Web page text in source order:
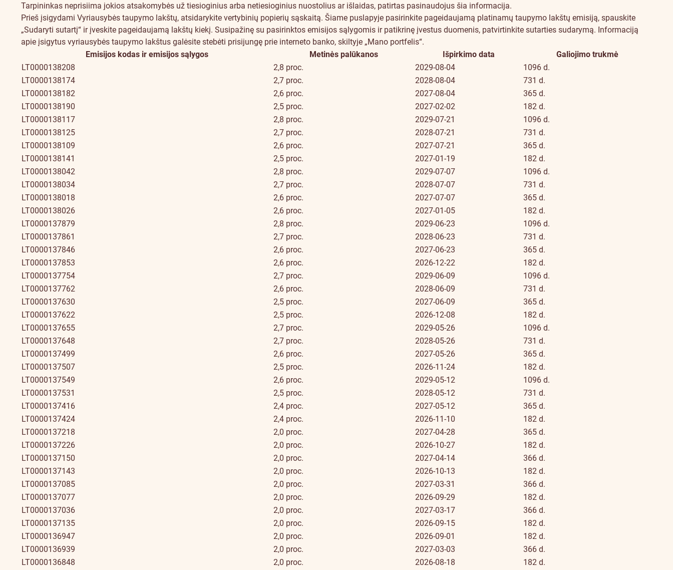
Tarpininkas neprisiima jokios atsakomybės už tiesioginius arba netiesioginius nuostolius ar išlaidas, patirtas pasinaudojus šia informacija.
Kaip
Prieš įsigydami Vyriausybės taupymo lakštų, atsidarykite vertybinių popierių sąskaitą. Šiame puslapyje pasirinkite pageidaujamą platinamų taupymo lakštų emisiją, spauskite
„Sudaryti sutartį“ ir įveskite pageidaujamą lakštų kiekį. Susipažinę su pasirinktos emisijos sąlygomis ir patikrinę įvestus duomenis, patvirtinkite sutarties sudarymą. Informaciją
apie įsigytus vyriausybės taupymo lakštus galėsite stebėti prisijungę prie interneto banko, skiltyje „Mano portfelis“.
platintos
emisijos
Emisijos kodas ir emisijos sąlygos Metinės palūkanos Išpirkimo data
Galiojimo trukmė
LT0000138208
2,8 proc. 2029-08-04
1096 d.
LT0000138174
2,7 proc. 2028-08-04
731 d.
LT0000138182
2,6 proc. 2027-08-04
365 d.
LT0000138190
2,5 proc. 2027-02-02
182 d.
LT0000138117
2,8 proc. 2029-07-21
1096 d.
LT0000138125
2,7 proc. 2028-07-21
731 d.
LT0000138109
2,6 proc. 2027-07-21
365 d.
LT0000138141
2,5 proc. 2027-01-19
182 d.
LT0000138042
2,8 proc. 2029-07-07
1096 d.
LT0000138034
2,7 proc. 2028-07-07
731 d.
LT0000138018
2,6 proc. 2027-07-07
365 d.
LT0000138026
2,6 proc. 2027-01-05
182 d.
LT0000137879
2,8 proc. 2029-06-23
1096 d.
LT0000137861
2,7 proc. 2028-06-23
731 d.
LT0000137846
2,6 proc. 2027-06-23
365 d.
LT0000137853
2,6 proc. 2026-12-22
182 d.
LT0000137754
2,7 proc. 2029-06-09
1096 d.
LT0000137762
2,6 proc. 2028-06-09
731 d.
LT0000137630
2,5 proc. 2027-06-09
365 d.
LT0000137622
2,5 proc. 2026-12-08
182 d.
LT0000137655
2,7 proc. 2029-05-26
1096 d.
LT0000137648
2,7 proc. 2028-05-26
731 d.
LT0000137499
2,6 proc. 2027-05-26
365 d.
LT0000137507
2,5 proc. 2026-11-24
182 d.
LT0000137549
2,6 proc. 2029-05-12
1096 d.
LT0000137531
2,5 proc. 2028-05-12
731 d.
LT0000137416
2,4 proc. 2027-05-12
365 d.
LT0000137424
2,4 proc. 2026-11-10
182 d.
LT0000137218
2,0 proc. 2027-04-28
365 d.
LT0000137226
2,0 proc. 2026-10-27
182 d.
LT0000137150
2,0 proc. 2027-04-14
366 d.
LT0000137143
2,0 proc. 2026-10-13
182 d.
LT0000137085
2,0 proc. 2027-03-31
366 d.
LT0000137077
2,0 proc. 2026-09-29
182 d.
LT0000137036
2,0 proc. 2027-03-17
366 d.
LT0000137135
2,0 proc. 2026-09-15
182 d.
LT0000136947
2,0 proc. 2026-09-01
182 d.
LT0000136939
2,0 proc. 2027-03-03
366 d.
LT0000136848
2,0 proc. 2026-08-18
182 d.